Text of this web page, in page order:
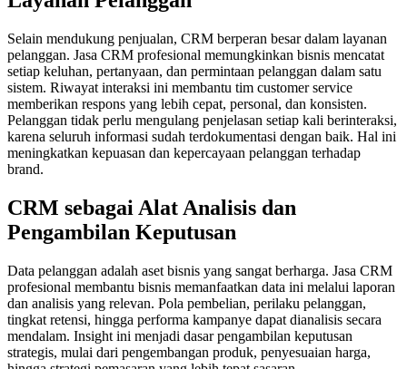
Selain mendukung penjualan, CRM berperan besar dalam layanan
pelanggan. Jasa CRM profesional memungkinkan bisnis mencatat
setiap keluhan, pertanyaan, dan permintaan pelanggan dalam satu
sistem. Riwayat interaksi ini membantu tim customer service
memberikan respons yang lebih cepat, personal, dan konsisten.
Pelanggan tidak perlu mengulang penjelasan setiap kali berinteraksi,
karena seluruh informasi sudah terdokumentasi dengan baik. Hal ini
meningkatkan kepuasan dan kepercayaan pelanggan terhadap
brand.
CRM sebagai Alat Analisis dan
Pengambilan Keputusan
Data pelanggan adalah aset bisnis yang sangat berharga. Jasa CRM
profesional membantu bisnis memanfaatkan data ini melalui laporan
dan analisis yang relevan. Pola pembelian, perilaku pelanggan,
tingkat retensi, hingga performa kampanye dapat dianalisis secara
mendalam. Insight ini menjadi dasar pengambilan keputusan
strategis, mulai dari pengembangan produk, penyesuaian harga,